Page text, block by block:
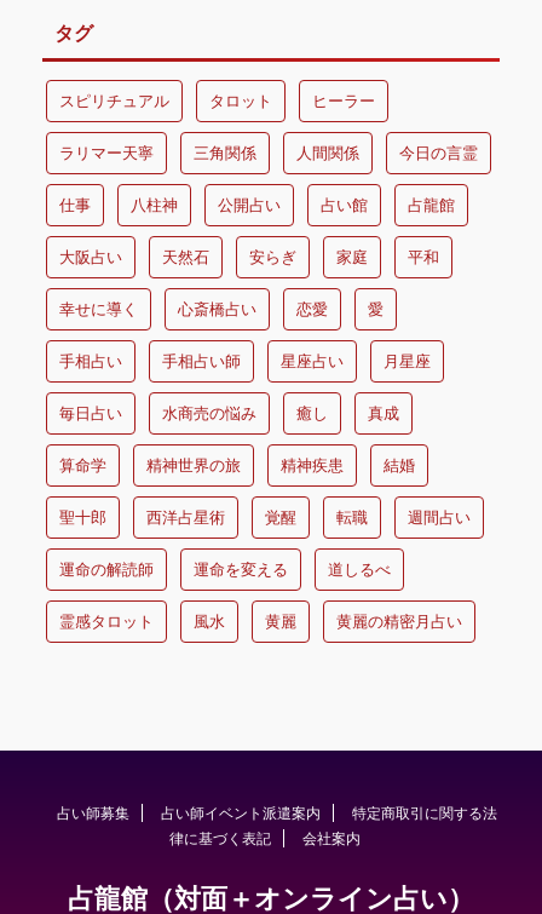
タグ
スピリチュアル タロット ヒーラー
ラリマー天寧 三角関係 人間関係 今日の言霊
仕事 八柱神 公開占い 占い館 占龍館
大阪占い 天然石 安らぎ 家庭 平和
幸せに導く 心斎橋占い 恋愛 愛
手相占い 手相占い師 星座占い 月星座
毎日占い 水商売の悩み 癒し 真成
算命学 精神世界の旅 精神疾患 結婚
聖十郎 西洋占星術 覚醒 転職 週間占い
運命の解読師 運命を変える 道しるべ
霊感タロット 風水 黄麗 黄麗の精密月占い
占い師募集 占い師イベント派遣案内
特定商取引に関する法
律に基づく表記
会社案内
占龍館（対面＋オンライン占い）